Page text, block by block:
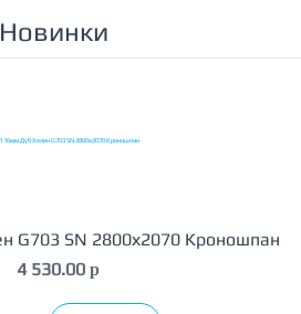
Новинки
G703 SN 2800х2070 Кроношпан
4 530.00 p